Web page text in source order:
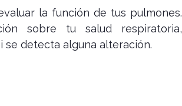
la función de tus pulmones.
sobre tu salud respiratoria,
detecta alguna alteración.